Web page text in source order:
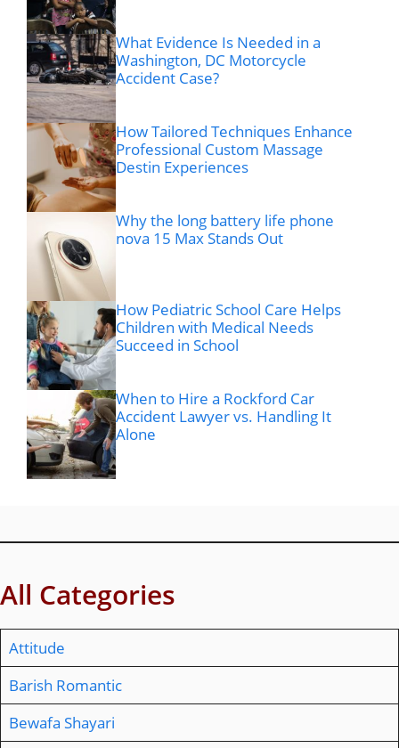
What Evidence Is Needed in a
Washington, DC Motorcycle
Accident Case?
How Tailored Techniques Enhance
Professional Custom Massage
Destin Experiences
Why the long battery life phone
nova 15 Max Stands Out
How Pediatric School Care Helps
Children with Medical Needs
Succeed in School
When to Hire a Rockford Car
Accident Lawyer vs. Handling It
Alone
All Categories
Attitude
Barish Romantic
Bewafa Shayari